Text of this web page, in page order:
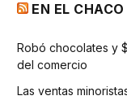
EN EL CHACO
Robó chocolates y
del comercio
Las ventas